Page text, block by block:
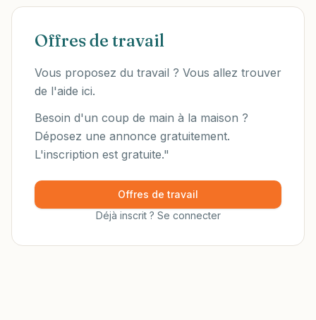
Offres de travail
Vous proposez du travail ? Vous allez trouver
de l'aide ici.
Besoin d'un coup de main à la maison ?
Déposez une annonce gratuitement.
L'inscription est gratuite."
Offres de travail
Déjà inscrit ? Se connecter